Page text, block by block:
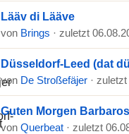
Lääv di Lääve
von Brings · zuletzt
Düsseldorf-Leed (dat
von De Stroßefäjer ·
Guten Morgen
von Querbeat · zuletzt